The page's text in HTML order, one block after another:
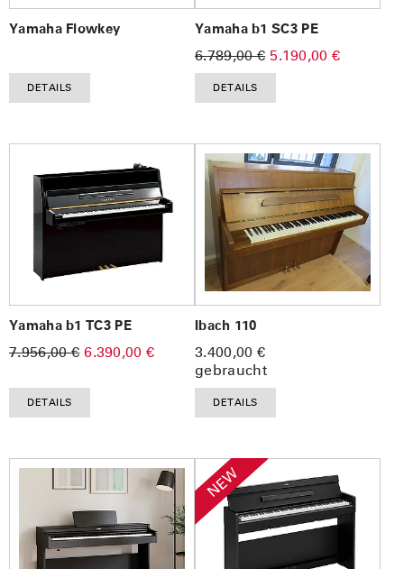
Yamaha Flowkey
DETAILS
Yamaha b1 SC3 PE
6.789,00 € 5.190,00 €
DETAILS
Yamaha b1 TC3 PE
7.956,00 € 6.390,00 €
DETAILS
Ibach 110
3.400,00 €
gebraucht
DETAILS
NEW